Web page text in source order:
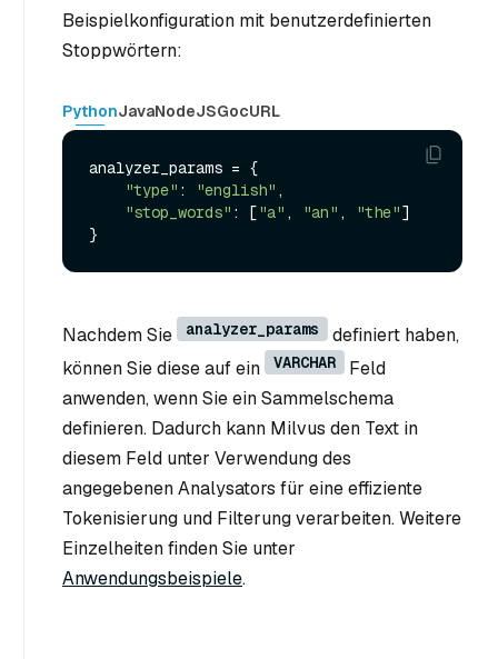
Beispielkonfiguration mit benutzerdefinierten
Stoppwörtern:
PythonJavaNodeJSGocURL
analyzer_params = {
"type" : "english" ,
"stop_words" : ["a" , "an" , "the"]
Nachdem Sie analyzer_params
definiert haben,
können Sie diese auf ein
VARCHAR
Feld
anwenden, wenn Sie ein Sammelschema
definieren. Dadurch kann Milvus den Text in
diesem Feld unter Verwendung des
angegebenen Analysators für eine effiziente
Tokenisierung und Filterung verarbeiten. Weitere
Einzelheiten finden Sie unter
Anwendungsbeispiele.